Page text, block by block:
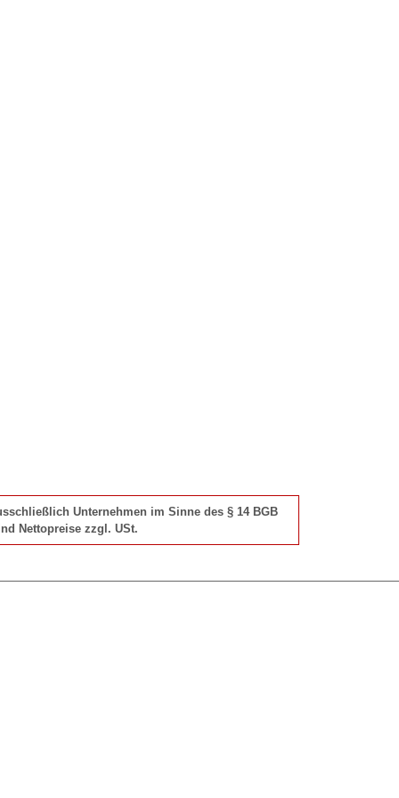
Unternehmen im Sinne des § 14 BGB
Nettopreise zzgl. USt.